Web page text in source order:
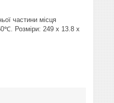
частини місця
Розміри: 249 х 13.8 х